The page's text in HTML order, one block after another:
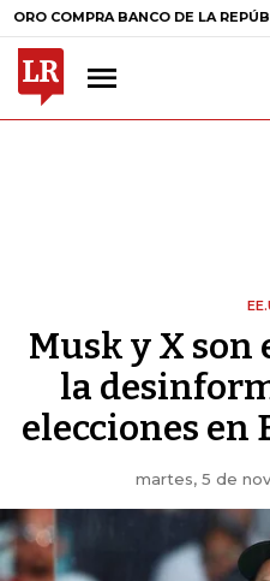
BANCO DE LA REPÚBLICA $
Musk y X son
la
elecciones en
martes, 5 de